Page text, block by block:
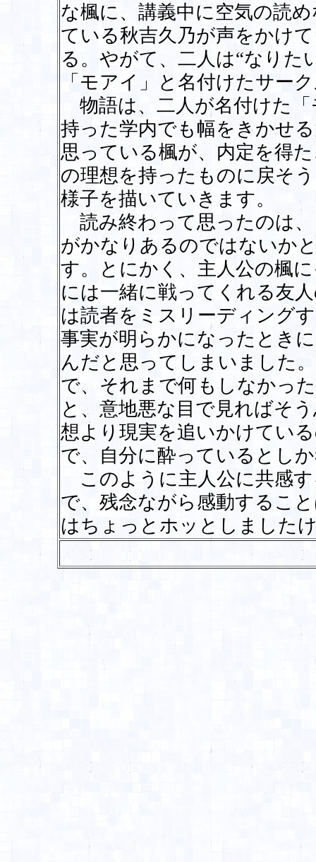
な楓に、講義中に空気の読
ている秋吉久乃が声をかけ
る。やがて、二人は“なりた
「モアイ」と名付けたサー
物語は、二人が名付けた
持った学内でも幅をきかせ
思っている楓が、内定を得
の理想を持ったものに戻そ
様子を描いていきます。
読み終わって思ったのは
がかなりあるのではないか
す。とにかく、主人公の楓
には一緒に戦ってくれる友
は読者をミスリーディング
事実が明らかになったとき
んだと思ってしまいました
で、それまで何もしなかっ
と、意地悪な目で見ればそ
想より現実を追いかけてい
で、自分に酔っているとし
このように主人公に共感
で、残念ながら感動するこ
はちょっとホッとしました